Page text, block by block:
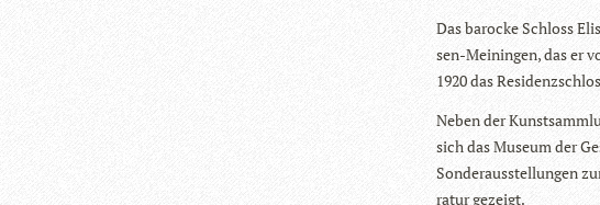
Das baro­cke Schloss
sen-Mei­nin­gen, das er
1920 das
Neben der
sich das Museum der
Son­der­aus­stel­lun­gen
ra­tur gezeigt.